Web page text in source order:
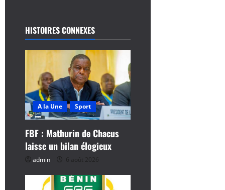
o
n
d
’
a
r
t
i
HISTOIRES CONNEXES
A la Une Sport
FBF : Mathurin de Chacus
laisse un bilan élogieux
admin 6 août 2026